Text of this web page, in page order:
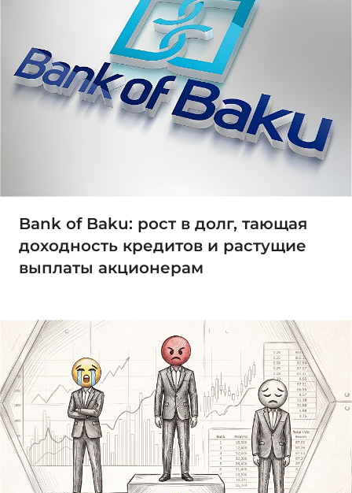
Bank of Baku: рост в долг, тающая
доходность кредитов и растущие
выплаты акционерам